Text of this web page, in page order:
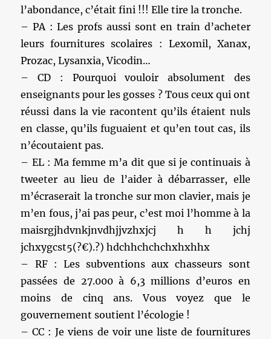
l’abondance, c’était fini !!! Elle tire la tronche.
– PA : Les profs aussi sont en train d’acheter
leurs fournitures scolaires : Lexomil, Xanax,
Prozac, Lysanxia, Vicodin…
– CD : Pourquoi vouloir absolument des
enseignants pour les gosses ? Tous ceux qui ont
réussi dans la vie racontent qu’ils étaient nuls
en classe, qu’ils fuguaient et qu’en tout cas, ils
n’écoutaient pas.
– EL : Ma femme m’a dit que si je continuais à
tweeter au lieu de l’aider à débarrasser, elle
m’écraserait la tronche sur mon clavier, mais je
m’en fous, j’ai pas peur, c’est moi l’homme à la
maisrgjhdvnkjnvdhjjvzhxjcj h h jchj
jchxygcst5(?€).?) hdchhchchchxhxhhx
– RF : Les subventions aux chasseurs sont
passées de 27.000 à 6,3 millions d’euros en
moins de cinq ans. Vous voyez que le
gouvernement soutient l’écologie !
– CC : Je viens de voir une liste de fournitures